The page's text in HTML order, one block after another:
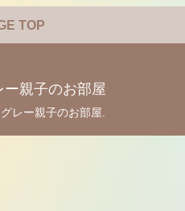
TOP
親子のお部屋
レー親子のお部屋.